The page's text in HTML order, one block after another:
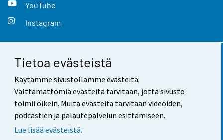
Tietoa evästeistä
Käytämme sivustollamme evästeitä.
Välttämättömiä evästeitä tarvitaan, jotta sivusto
toimii oikein. Muita evästeitä tarvitaan videoiden,
podcastien ja palautepalvelun esittämiseen.
Lue lisää evästeistä.
YouTube
Instagram
Yhteystiedot
Palaute
Käyttöehdot